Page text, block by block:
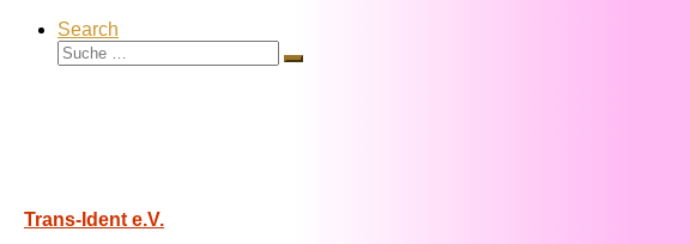
Search
Suche
Suche
Trans-Ident e.V.